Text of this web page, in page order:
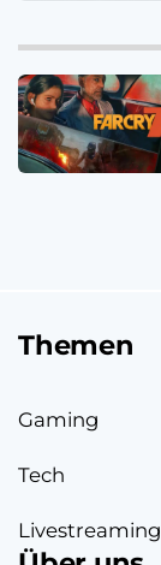
Themen
Gaming
Tech
Livestreaming